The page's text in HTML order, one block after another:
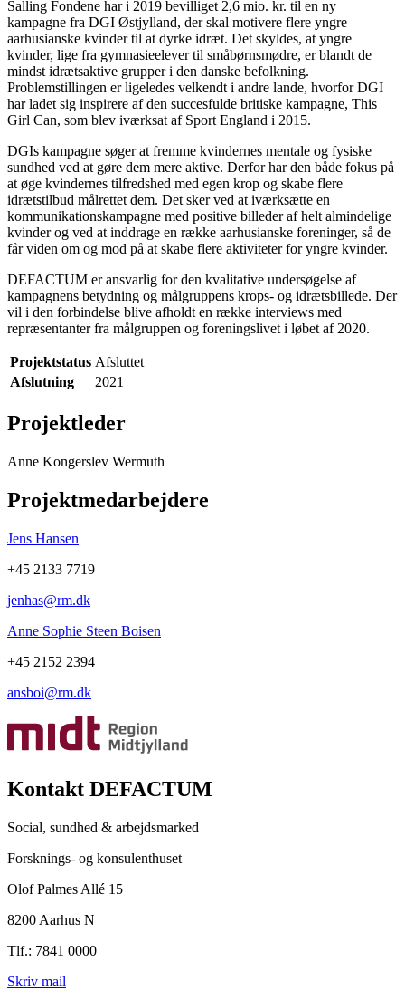
Salling Fondene har i 2019 bevilliget 2,6 mio. kr. til en ny
kampagne fra DGI Østjylland, der skal motivere flere yngre
aarhusianske kvinder til at dyrke idræt. Det skyldes, at yngre
kvinder, lige fra gymnasieelever til småbørnsmødre, er blandt de
mindst idrætsaktive grupper i den danske befolkning.
Problemstillingen er ligeledes velkendt i andre lande, hvorfor DGI
har ladet sig inspirere af den succesfulde britiske kampagne, This
Girl Can, som blev iværksat af Sport England i 2015.
DGIs kampagne søger at fremme kvindernes mentale og fysiske
sundhed ved at gøre dem mere aktive. Derfor har den både fokus på
at øge kvindernes tilfredshed med egen krop og skabe flere
idrætstilbud målrettet dem. Det sker ved at iværksætte en
kommunikationskampagne med positive billeder af helt almindelige
kvinder og ved at inddrage en række aarhusianske foreninger, så de
får viden om og mod på at skabe flere aktiviteter for yngre kvinder.
DEFACTUM er ansvarlig for den kvalitative undersøgelse af
kampagnens betydning og målgruppens krops- og idrætsbillede. Der
vil i den forbindelse blive afholdt en række interviews med
repræsentanter fra målgruppen og foreningslivet i løbet af 2020.
Projektstatus Afsluttet
Afslutning
2021
Projektleder
Anne Kongerslev Wermuth
Projektmedarbejdere
Jens Hansen
+45 2133 7719
jenhas@rm.dk
Anne Sophie Steen Boisen
+45 2152 2394
ansboi@rm.dk
Kontakt DEFACTUM
Social, sundhed & arbejdsmarked
Forsknings- og konsulenthuset
Olof Palmes Allé 15
8200 Aarhus N
Tlf.: 7841 0000
Skriv mail